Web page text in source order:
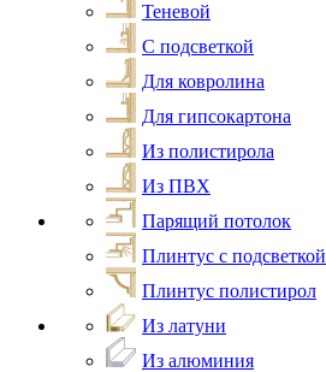
Теневой
С подсветкой
Для ковролина
Для гипсокартона
Из полистирола
Из ПВХ
Парящий потолок
Плинтус с подсветкой
Плинтус полистирол
Из латуни
Из алюминия